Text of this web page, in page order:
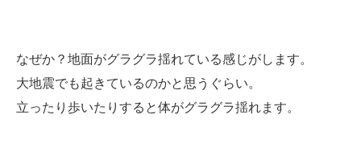
なぜか？地面がグラグラ揺れている感じがします。
大地震でも起きているのかと思うぐらい。
立ったり歩いたりすると体がグラグラ揺れます。